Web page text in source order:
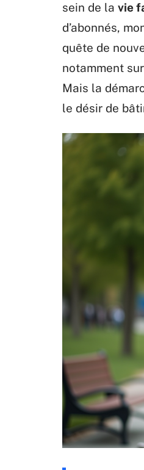
sein de la vie
d’abonnés,
quête de
notamment
Mais la
le désir de